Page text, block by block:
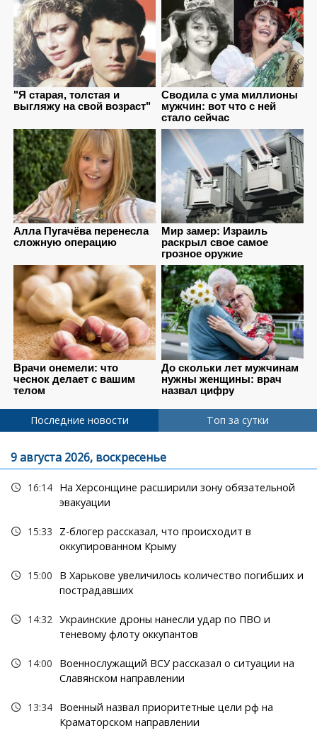
Последние новости Топ за сутки
9 августа 2026, воскресенье
16:14 На Херсонщине расширили зону обязательной
эвакуации
15:33
Z-блогер рассказал, что происходит в
оккупированном Крыму
15:00
В Харькове увеличилось количество погибших и
пострадавших
14:32 Украинские дроны нанесли удар по ПВО и
теневому флоту оккупантов
14:00
Военнослужащий ВСУ рассказал о ситуации на
Славянском направлении
13:34 Военный назвал приоритетные цели рф на
Краматорском направлении